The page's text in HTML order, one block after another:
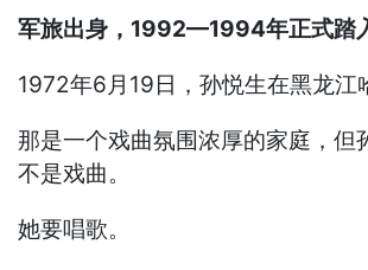
军旅出身，1992—1994年正式踏
1972年6月19日，孙悦生在黑龙江
那是一个戏曲氛围浓厚的家庭，但
不是戏曲。
她要唱歌。